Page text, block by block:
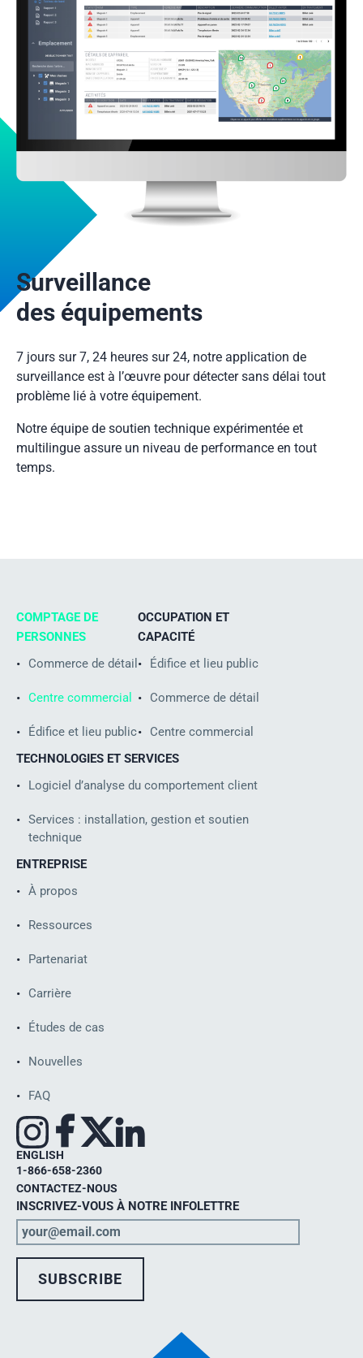
Surveillance
des équipements
7 jours sur 7, 24 heures sur 24, notre application de
surveillance est à l’œuvre pour détecter sans délai tout
problème lié à votre équipement.
Notre équipe de soutien technique expérimentée et
multilingue assure un niveau de performance en tout
temps.
COMPTAGE DE
PERSONNES
Commerce de détail
Centre commercial
Édifice et lieu public
OCCUPATION ET
CAPACITÉ
Édifice et lieu public
Commerce de détail
Centre commercial
TECHNOLOGIES ET SERVICES
Logiciel d’analyse du comportement client
Services : installation, gestion et soutien
technique
ENTREPRISE
À propos
Ressources
Partenariat
Carrière
Études de cas
Nouvelles
FAQ
ENGLISH
1-866-658-2360
CONTACTEZ-NOUS
INSCRIVEZ-VOUS À NOTRE INFOLETTRE